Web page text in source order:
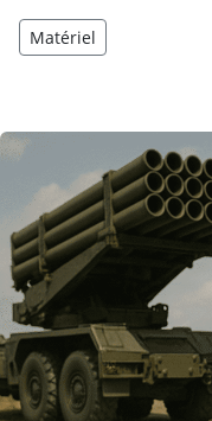
Matériel